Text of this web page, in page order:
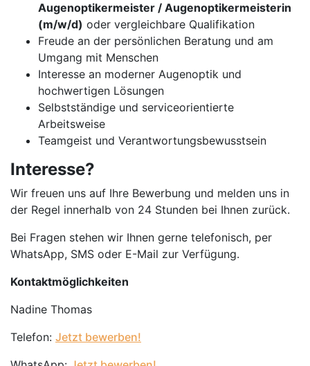
Augenoptikermeister / Augenoptikermeisterin
(m/w/d) oder vergleichbare Qualifikation
Freude an der persönlichen Beratung und am
Umgang mit Menschen
Interesse an moderner Augenoptik und
hochwertigen Lösungen
Selbstständige und serviceorientierte
Arbeitsweise
Teamgeist und Verantwortungsbewusstsein
Interesse?
Wir freuen uns auf Ihre Bewerbung und melden uns in
der Regel innerhalb von 24 Stunden bei Ihnen zurück.
Bei Fragen stehen wir Ihnen gerne telefonisch, per
WhatsApp, SMS oder E-Mail zur Verfügung.
Kontaktmöglichkeiten
Nadine Thomas
Telefon: Jetzt bewerben!